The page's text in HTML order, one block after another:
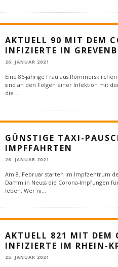
AKTUELL 90 MIT DEM
INFIZIERTE IN
26. JANUAR 2021
Eine 86-jährige Frau aus
sind an den Folgen einer Infektion mit
die
GÜNSTIGE TAXI-
IMPFFAHRTEN
26. JANUAR 2021
Am 8. Februar starten im Impfzentrum
Damm in Neuss die Corona-Impfungen
leben. Wer ni
AKTUELL 821 MIT DEM
INFIZIERTE IM RHEIN-
25. JANUAR 2021